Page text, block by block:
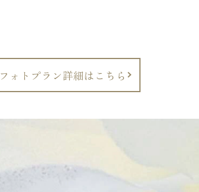
フォトプラン詳細はこちら